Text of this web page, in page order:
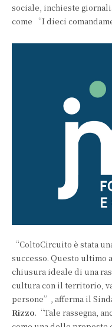
sociale, inchieste
come “I dieci
“ColtoCircuito è stata
successo. Questo ultimo
chiusura ideale di una
cultura con il territorio,
persone”, afferma il
Rizzo.“Tale rassegna,